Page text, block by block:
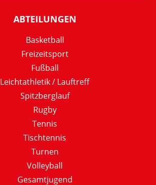
ABTEILUNGEN
Basketball
Freizeitsport
Fußball
Leichtathletik / Lauftreff
Spitzberglauf
Rugby
Tennis
Tischtennis
Turnen
Volleyball
Gesamtjugend